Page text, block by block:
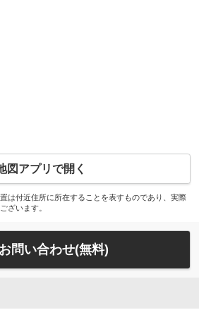
図アプリで開く
は付近住所に所在することを表すものであり、実際
ざいます。
お問い合わせ(無料)